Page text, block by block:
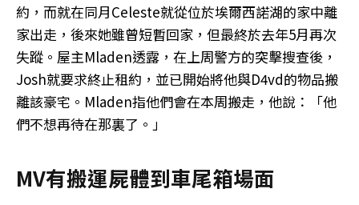
約，而就在同月Celeste就從位於埃爾西諾湖的家中離
家出走，後來她雖曾短暫回家，但最終於去年5月再次
失蹤。屋主Mladen透露，在上周警方的突擊搜查後，
Josh就要求終止租約，並已開始將他與D4vd的物品搬
離該豪宅。Mladen指他們會在本周搬走，他說：「他
們不想再待在那裏了。」
MV有搬運屍體到車尾箱場面